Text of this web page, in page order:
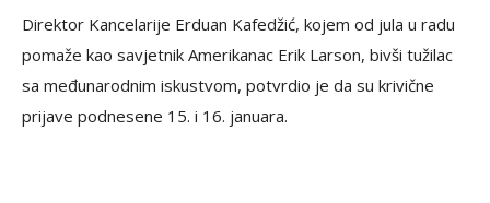
Direktor Kancelarije Erduan Kafedžić, kojem od jula u radu
pomaže kao savjetnik Amerikanac Erik Larson, bivši tužilac
sa međunarodnim iskustvom, potvrdio je da su krivične
prijave podnesene 15. i 16. januara.